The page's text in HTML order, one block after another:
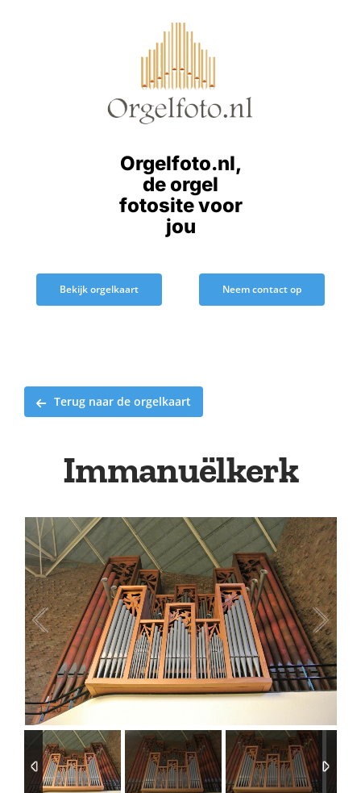
Orgelfoto.nl,
de orgel
fotosite voor
jou
Bekijk orgelkaart Neem contact op
Terug naar de orgelkaart
Immanuëlkerk
1/10